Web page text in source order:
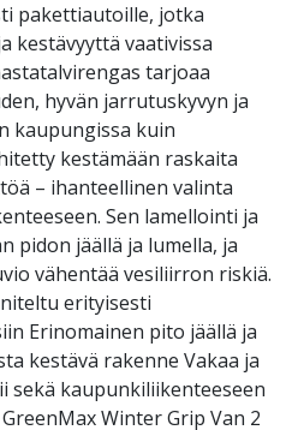
pakettiautoille, jotka
kestävyyttä vaativissa
tarjoaa
hyvän jarrutuskyvyn ja
kaupungissa kuin
kestämään raskaita
– ihanteellinen valinta
Sen lamellointi ja
pidon jäällä ja lumella, ja
vähentää vesiliirron riskiä.
erityisesti
Erinomainen pito jäällä ja
kestävä rakenne Vakaa ja
sekä kaupunkiliikenteeseen
Winter Grip Van 2